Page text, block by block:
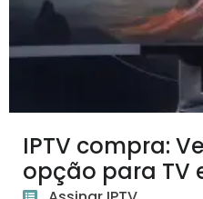
IPTV compra:
opção para TV